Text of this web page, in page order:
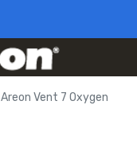
Areon Vent 7 Oxygen